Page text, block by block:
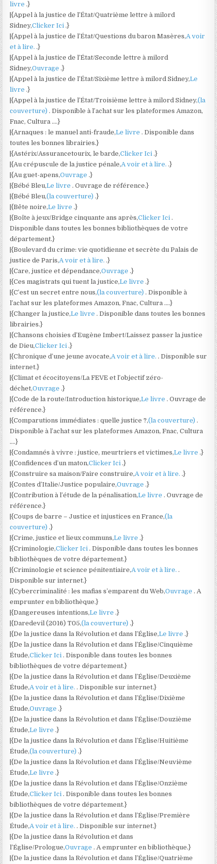
livre.}
|{Appel à la justice de l’État/Quatrième lettre à milord
Sidney,Clicker Ici.}
|{Appel à la justice de l’État/Questions du baron Masères,A voir
et à lire..}
|{Appel à la justice de l’État/Seconde lettre à milord
Sidney,Ouvrage.}
|{Appel à la justice de l’État/Sixième lettre à milord Sidney,Le
livre.}
|{Appel à la justice de l’État/Troisième lettre à milord Sidney,(la
couverture). Disponible à l’achat sur les plateformes Amazon,
Fnac, Cultura ….}
|{Arnaques : le manuel anti-fraude,Le livre. Disponible dans
toutes les bonnes librairies.}
|{Astérix/Assurancetourix, le barde,Clicker Ici.}
|{Au crépuscule de la justice pénale,A voir et à lire..}
|{Au guet-apens,Ouvrage.}
|{Bébé Bleu,Le livre. Ouvrage de référence.}
|{Bébé Bleu,(la couverture).}
|{Bête noire,Le livre.}
|{Boîte à jeux/Bridge cinquante ans après,Clicker Ici.
Disponible dans toutes les bonnes bibliothèques de votre
département.}
|{Boulevard du crime: vie quotidienne et secrète du Palais de
justice de Paris,A voir et à lire..}
|{Care, justice et dépendance,Ouvrage.}
|{Ces magistrats qui tuent la justice,Le livre.}
|{C’est un secret entre nous,(la couverture). Disponible à
l’achat sur les plateformes Amazon, Fnac, Cultura ….}
|{Changer la justice,Le livre. Disponible dans toutes les bonnes
librairies.}
|{Chansons choisies d’Eugène Imbert/Laissez passer la justice
de Dieu,Clicker Ici.}
|{Chronique d’une jeune avocate,A voir et à lire.. Disponible sur
internet.}
|{Climat et écocitoyens/La FEVE et l’objectif zéro-
déchet,Ouvrage.}
|{Code de la route/Introduction historique,Le livre. Ouvrage de
référence.}
|{Comparutions immédiates : quelle justice ?,(la couverture).
Disponible à l’achat sur les plateformes Amazon, Fnac, Cultura
….}
|{Condamnés à vivre : justice, meurtriers et victimes,Le livre.}
|{Confidences d’un maton,Clicker Ici.}
|{Construire sa maison/Faire construire,A voir et à lire..}
|{Contes d’Italie/Justice populaire,Ouvrage.}
|{Contribution à l’étude de la pénalisation,Le livre. Ouvrage de
référence.}
|{Coups de barre – Justice et injustices en France,(la
couverture).}
|{Crime, justice et lieux communs,Le livre.}
|{Criminologie,Clicker Ici. Disponible dans toutes les bonnes
bibliothèques de votre département.}
|{Criminologie et science pénitentiaire,A voir et à lire..
Disponible sur internet.}
|{Cybercriminalité : les mafias s’emparent du Web,Ouvrage. A
emprunter en bibliothèque.}
|{Dangereuses intentions,Le livre.}
|{Daredevil (2016) T05,(la couverture).}
|{De la justice dans la Révolution et dans l’Église,Le livre.}
|{De la justice dans la Révolution et dans l’Église/Cinquième
Étude,Clicker Ici. Disponible dans toutes les bonnes
bibliothèques de votre département.}
|{De la justice dans la Révolution et dans l’Église/Deuxième
Étude,A voir et à lire.. Disponible sur internet.}
|{De la justice dans la Révolution et dans l’Église/Dixième
Étude,Ouvrage.}
|{De la justice dans la Révolution et dans l’Église/Douzième
Étude,Le livre.}
|{De la justice dans la Révolution et dans l’Église/Huitième
Étude,(la couverture).}
|{De la justice dans la Révolution et dans l’Église/Neuvième
Étude,Le livre.}
|{De la justice dans la Révolution et dans l’Église/Onzième
Étude,Clicker Ici. Disponible dans toutes les bonnes
bibliothèques de votre département.}
|{De la justice dans la Révolution et dans l’Église/Première
Étude,A voir et à lire.. Disponible sur internet.}
|{De la justice dans la Révolution et dans
l’Église/Prologue,Ouvrage. A emprunter en bibliothèque.}
|{De la justice dans la Révolution et dans l’Église/Quatrième